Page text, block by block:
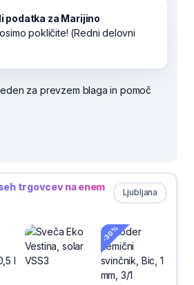
podatka za Marijino
pokličite! (Redni delovni
za prevzem blaga in pomoč
Ljubljana
trgovcev na enem
-30% -30%